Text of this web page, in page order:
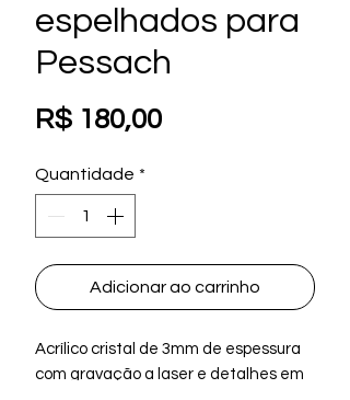
espelhados para
Pessach
R$ 180,00Preço
Quantidade *
Adicionar ao carrinho
Acrílico cristal de 3mm de espessura
com gravação a laser e detalhes em